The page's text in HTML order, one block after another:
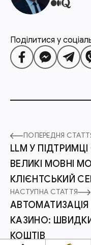
Поділитися у
ПОПЕРЕДНЯ
LLM У
ВЕЛИКІ МОВНІ
КЛІЄНТСЬКИЙ
НАСТУПНА СТАТТЯ
КАЗИНО:
КОШТІВ